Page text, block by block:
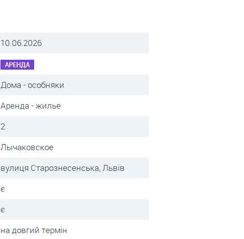
10.06.2026
АРЕНДА
Дома - особняки
Аренда - жилье
2
Лычаковское
вулиця Старознесенська, Львів
є
є
на довгий термін